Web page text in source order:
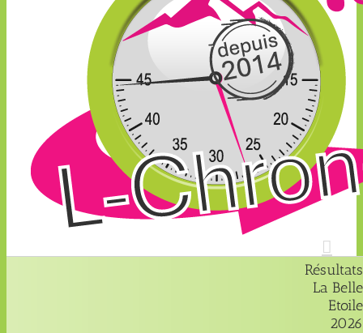
Résultats
La Belle
Etoile
2026